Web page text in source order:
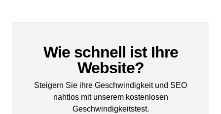
Wie schnell ist Ihre
Website?
Steigern Sie ihre Geschwindigkeit und SEO
nahtlos mit unserem kostenlosen
Geschwindigkeitstest.